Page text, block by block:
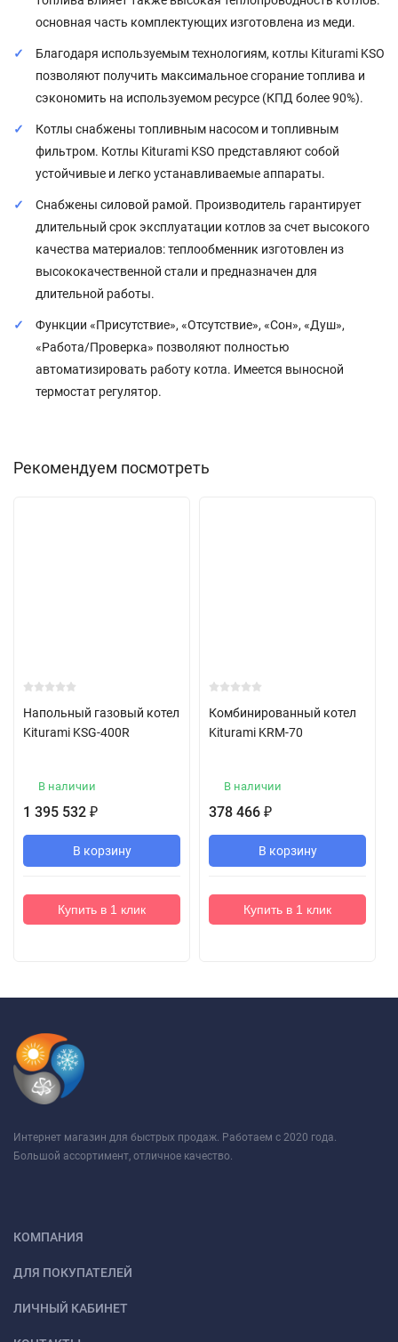
основная часть комплектующих изготовлена из меди.
Благодаря используемым технологиям, котлы Kiturami KSO
позволяют получить максимальное сгорание топлива и
сэкономить на используемом ресурсе (КПД более 90%).
Котлы снабжены топливным насосом и топливным
фильтром. Котлы Kiturami KSO представляют собой
устойчивые и легко устанавливаемые аппараты.
Снабжены силовой рамой. Производитель гарантирует
длительный срок эксплуатации котлов за счет высокого
качества материалов: теплообменник изготовлен из
высококачественной стали и предназначен для
длительной работы.
Функции «Присутствие», «Отсутствие», «Сон», «Душ»,
«Работа/Проверка» позволяют полностью
автоматизировать работу котла. Имеется выносной
термостат регулятор.
Рекомендуем посмотреть
Напольный газовый котел
Kiturami KSG-400R
В наличии
1 395 532 ₽
В корзину
Купить в 1 клик
Комбинированный котел
Kiturami KRM-70
В наличии
378 466 ₽
В корзину
Купить в 1 клик
Интернет магазин для быстрых продаж. Работаем с 2020 года.
Большой ассортимент, отличное качество.
КОМПАНИЯ
ДЛЯ ПОКУПАТЕЛЕЙ
ЛИЧНЫЙ КАБИНЕТ